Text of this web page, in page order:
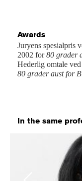
Awards
Juryens spesialpris
2002 for80 grader
Hederlig omtale
80 grader aust for
In the same